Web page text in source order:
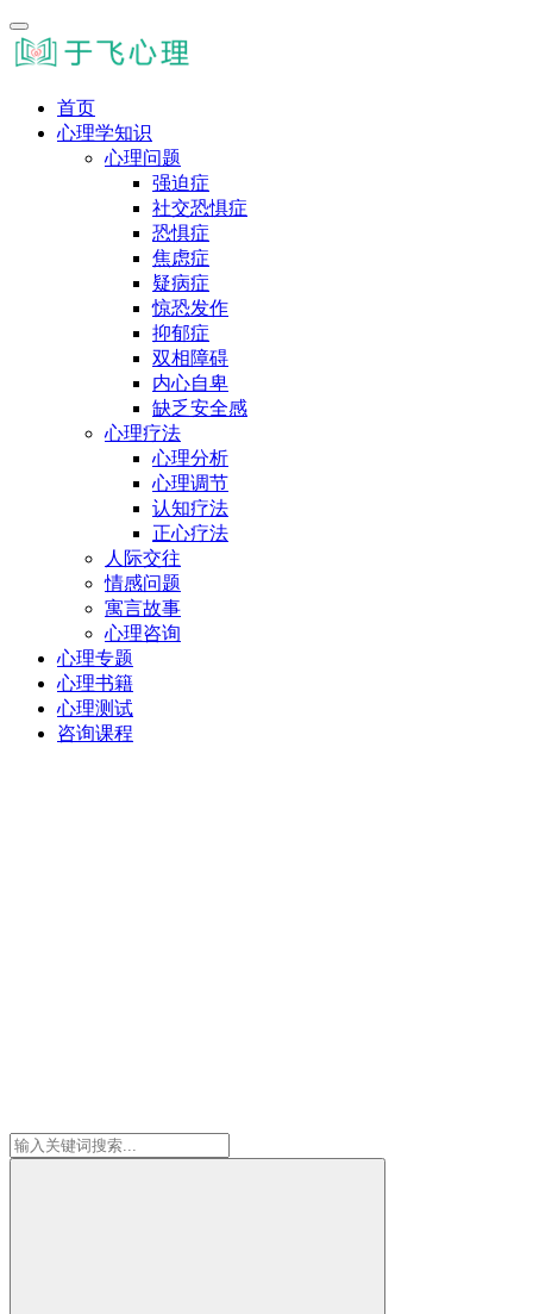
首页
心理学知识
心理问题
强迫症
社交恐惧症
恐惧症
焦虑症
疑病症
惊恐发作
抑郁症
双相障碍
内心自卑
缺乏安全感
心理疗法
心理分析
心理调节
认知疗法
正心疗法
人际交往
情感问题
寓言故事
心理咨询
心理专题
心理书籍
心理测试
咨询课程